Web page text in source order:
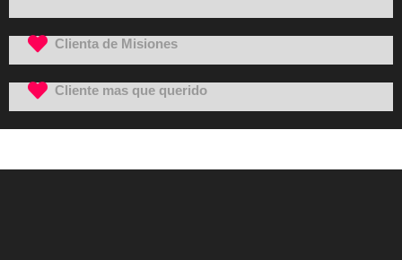
Clienta de Misiones
Cliente mas que querido